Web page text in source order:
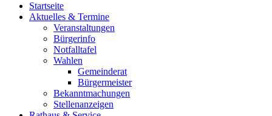
Startseite
Aktuelles & Termine
Veranstaltungen
Bürgerinfo
Notfalltafel
Wahlen
Gemeinderat
Bürgermeister
Bekanntmachungen
Stellenanzeigen